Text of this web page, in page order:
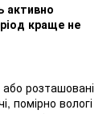
активно
краще не
розташовані
помірно вологі